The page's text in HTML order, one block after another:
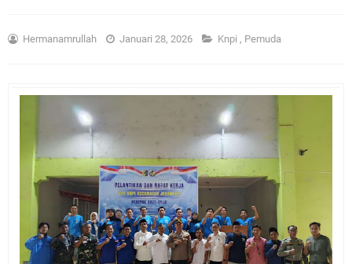
Hermanamrullah Januari 28, 2026 Knpi , Pemuda